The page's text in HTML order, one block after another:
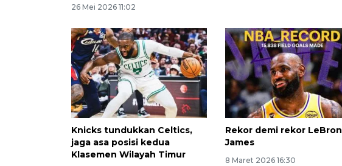
26 Mei 2026 11:02
Knicks tundukkan Celtics,
jaga asa posisi kedua
Klasemen Wilayah Timur
Rekor demi rekor LeBron
James
8 Maret 2026 16:30